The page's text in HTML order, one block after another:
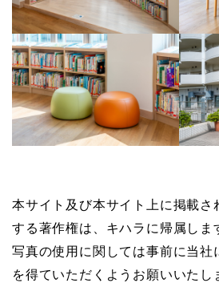
本サイト及び本サイト上に掲載さ
する著作権は、キハラに帰属しま
写真の使用に関しては事前に当社
を得ていただくようお願いいたし